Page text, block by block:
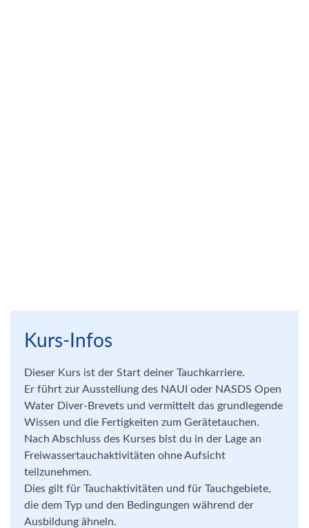
Kurs-Infos
Dieser Kurs ist der Start deiner Tauchkarriere.
Er führt zur Ausstellung des NAUI oder NASDS Open
Water Diver-Brevets und vermittelt das grundlegende
Wissen und die Fertigkeiten zum Gerätetauchen.
Nach Abschluss des Kurses bist du in der Lage an
Freiwassertauchaktivitäten ohne Aufsicht
teilzunehmen.
Dies gilt für Tauchaktivitäten und für Tauchgebiete,
die dem Typ und den Bedingungen während der
Ausbildung ähneln.